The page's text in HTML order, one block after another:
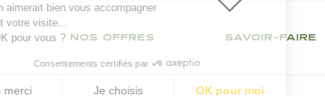
mais on aimerait bien vous accompagner
pendant votre visite...
C'est OK pour vous ?
Consentements certifiés par
Non merci Je choisis OK pour moi
NOS OFFRES SAVOIR-FAIRE